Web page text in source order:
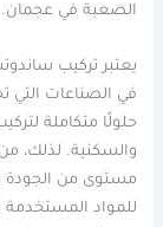
الصعبة في عجمان.
يعتبر تركيب
في الصناعات التي
حلولًا متكاملة
والسكنية. لذلك،
مستوى من الجودة
للمواد المستخدمة